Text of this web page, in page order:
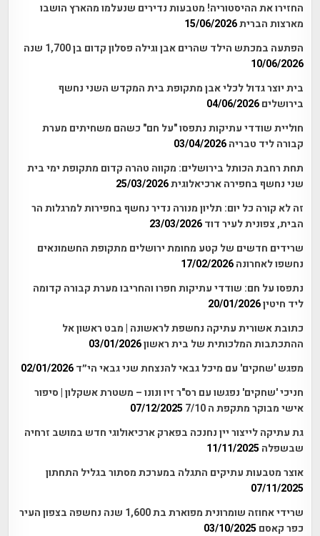
החזירו את ההיסטוריה! מטבעות נדירים שנעלמו מהארץ הושבו
מארצות הברית15/06/2026
הפתעה במכתש הילד שהרים אבן וגילה פסלון קדום בן 1,700 שנה
10/06/2026
בית יוצר גדול לכלי אבן מתקופת בית המקדש השני נחשף
בירושלים 04/06/2026
חוליית שודדי עתיקות נתפסו "על חם" כשהם משחיתים מערת
קבורה ליד טבריה 03/04/2026
תחת רחבת הכותל בירושלים: מקווה טהרה קדום מתקופת ימי בית
שני נחשף בחפירה ארכיאלוגית25/03/2026
זה לא קורה כל יום: תליון מנורה נדיר נחשף בחפירות למרגלות הר
הבית, צפונית לעיר דוד 23/03/2026
שרידים חדשים של קטע מחומת ירושלים מתקופת החשמונאים
נחשפו לאחרונה 17/02/2026
נתפסו על חם: שודדי עתיקות חפרו והחריבו מערת קבורה קדומה
ליד חיטין20/01/2026
כתובת אשורית עתיקה נחשפת לראשונה | מבט ראשון אל
ההתכתבות המלכותית של בית ראשון03/01/2026
מפגש 'שחקים' עם מיכל גבאי להנצחת שני גבאי הי״ד 02/01/2026
חניכי 'שחקים' נפגשו עם רס"ר זיו ונונו – משטרת אשקלון | סיפור
אישי מבוקר מתקפת ה 7/10
07/12/2025
גת עתיקה לייצור יין נחנכה בפארק ארכיאולוגי חדש במושב זרחיה
שבשפלה 11/11/2025
אוצר מטבעות עתיקים התגלה במערכת מסתור בגליל התחתון
07/11/2025
שרידי אחוזה שומרונית מפוארת בת 1,600 שנה נחשפה בצפון העיר
כפר קאסם 03/10/2025